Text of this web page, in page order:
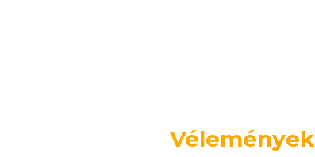
Vélemények